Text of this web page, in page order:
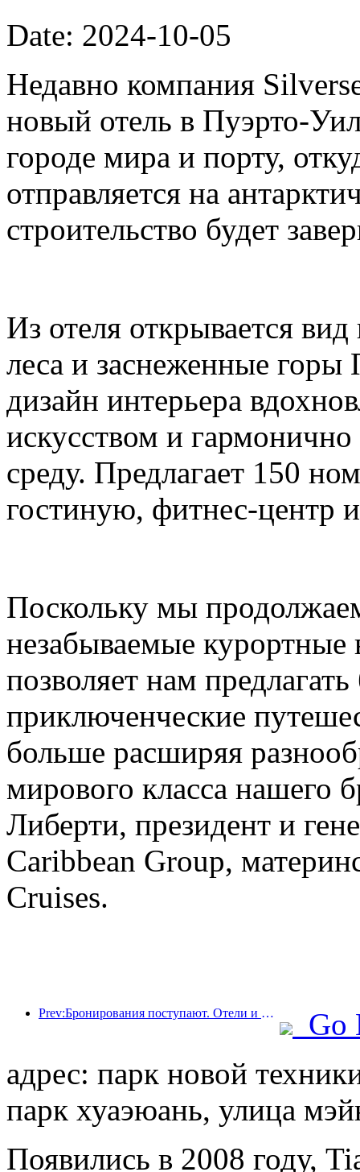
Date: 2024-10-05
Недавно компания
новый отель в Пуэрто-
городе мира и порту,
отправляется на
строительство будет
Из отеля открывается
леса и заснеженные горы
дизайн интерьера
искусством и
среду. Предлагает 150
гостиную, фитнес-центр
Поскольку мы
незабываемые курортные
позволяет нам
приключенческие
больше расширяя
мирового класса нашего
Либерти, президент и
Caribbean Group,
Cruises.
Prev:Бронирования поступают. Отели и продавцы B&B одинаково популярны среди бронирований. Средний уровень бронирования в Национальный день составляет 24,97% и 24,49% соответственно.
Go
адрес: парк новой
парк хуаэюань, улица
Появились в 2008 году,